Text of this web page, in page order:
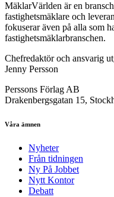
MäklarVärlden är en
fastighetsmäklare och
fokuserar även på alla som
fastighetsmäklarbranschen.
Chefredaktör och ansvarig
Jenny Persson
Perssons Förlag AB
Drakenbergsgatan 15,
Våra ämnen
Nyheter
Från tidningen
Ny På Jobbet
Nytt Kontor
Debatt